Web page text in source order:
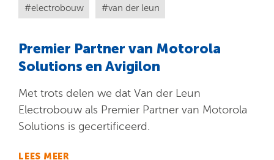
electrobouw van der leun
Premier Partner van Motorola
Solutions en Avigilon
Met trots delen we dat Van der Leun
Electrobouw als Premier Partner van Motorola
Solutions is gecertificeerd.
LEES MEER